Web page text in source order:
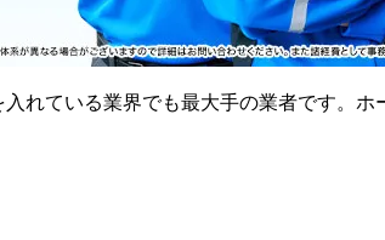
れている業界でも最大手の業者です。